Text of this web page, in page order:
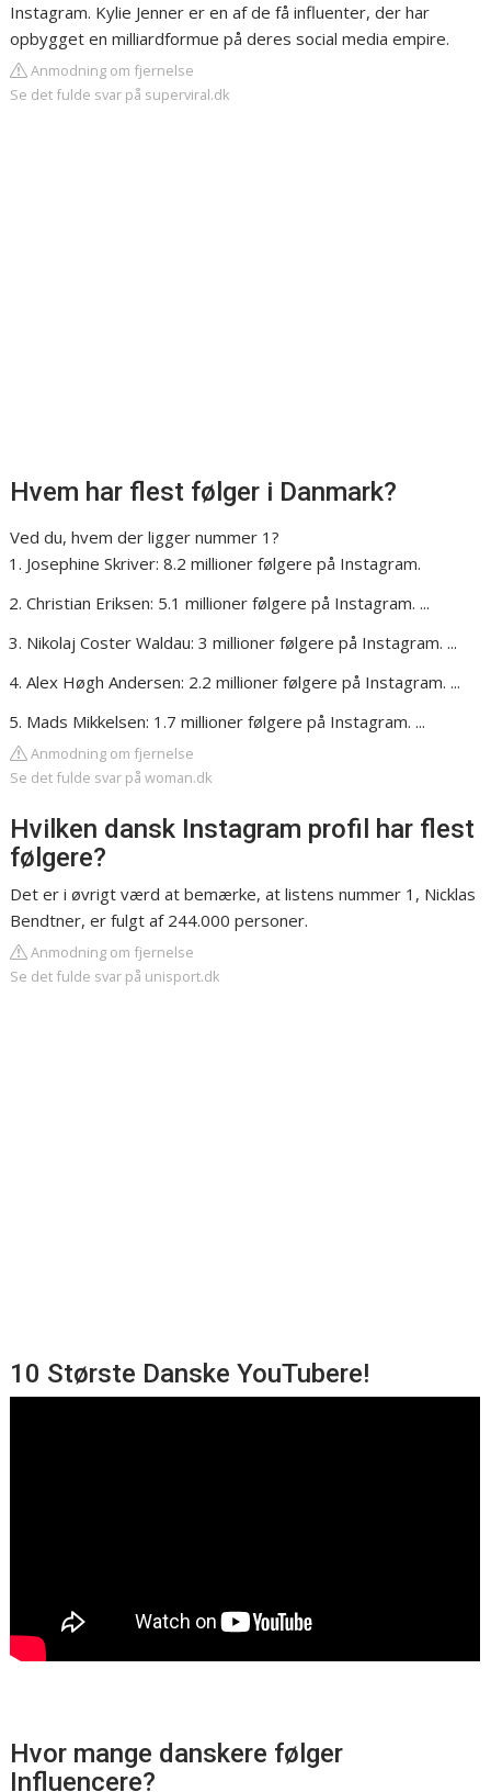
Instagram. Kylie Jenner er en af de få influenter, der har
opbygget en milliardformue på deres social media empire.
Anmodning om fjernelse
Se det fulde svar på superviral.dk
Hvem har flest følger i Danmark?
Ved du, hvem der ligger nummer 1?
Josephine Skriver: 8.2 millioner følgere på Instagram.
Christian Eriksen: 5.1 millioner følgere på Instagram. ...
Nikolaj Coster Waldau: 3 millioner følgere på Instagram. ...
Alex Høgh Andersen: 2.2 millioner følgere på Instagram. ...
Mads Mikkelsen: 1.7 millioner følgere på Instagram. ...
Anmodning om fjernelse
Se det fulde svar på woman.dk
Hvilken dansk Instagram profil har flest
følgere?
Det er i øvrigt værd at bemærke, at listens nummer 1, Nicklas
Bendtner, er fulgt af 244.000 personer.
Anmodning om fjernelse
Se det fulde svar på unisport.dk
10 Største Danske YouTubere!
Hvor mange danskere følger
Influencere?